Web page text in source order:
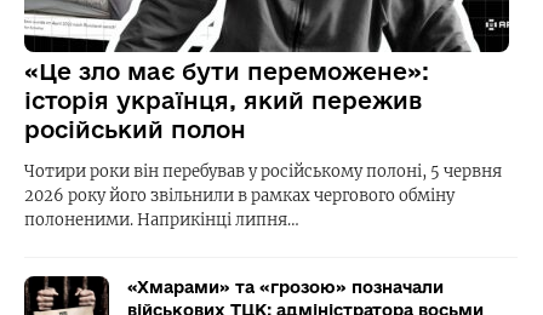
«Це зло має бути переможене»:
історія українця, який пережив
російський полон
Чотири роки він перебував у російському полоні, 5 червня
2026 року його звільнили в рамках чергового обміну
полоненими. Наприкінці липня…
«Хмарами» та «грозою» позначали
військових ТЦК: адміністратора восьми